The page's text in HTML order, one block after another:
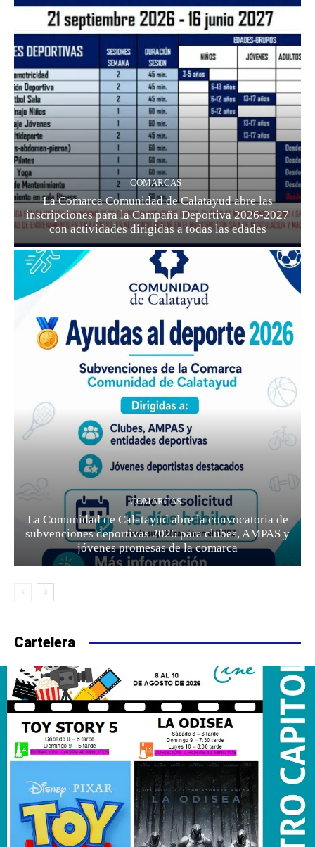
COMARCAS
La Comarca Comunidad de Calatayud abre las
inscripciones para la Campaña Deportiva 2026-2027
con actividades dirigidas a todas las edades
COMARCAS
La Comunidad de Calatayud abre la convocatoria de
subvenciones deportivas 2026 para clubes, AMPAS y
jóvenes promesas de la comarca
Cartelera